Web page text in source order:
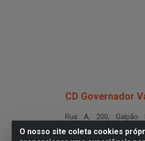
O nosso site coleta cookies
CD Governador
Rua A, 200, Galpão
Valadares/MG - CEP